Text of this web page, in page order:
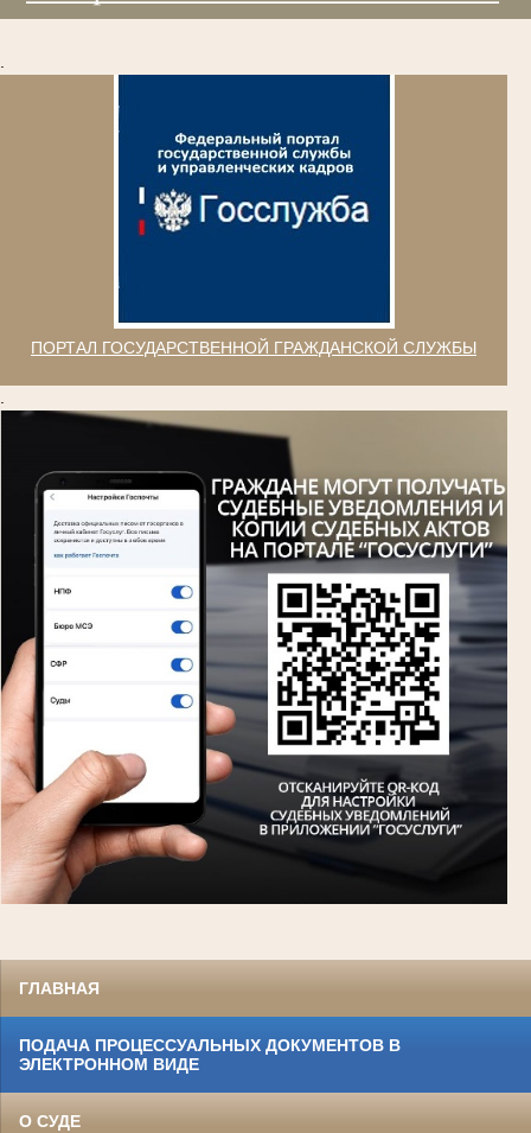
ПОРТАЛ ГОСУДАРСТВЕННОЙ ГРАЖДАНСКОЙ СЛУЖБЫ
ГЛАВНАЯ
ПОДАЧА ПРОЦЕССУАЛЬНЫХ ДОКУМЕНТОВ В
ЭЛЕКТРОННОМ ВИДЕ
О СУДЕ